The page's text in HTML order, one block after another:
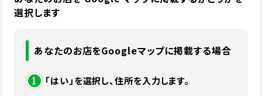
選択します
あなたのお店をGoogleマップに掲載する場合
1
「はい」を選択し、住所を入力します。